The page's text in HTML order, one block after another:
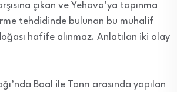
çıkan ve Yehova’ya tapınma
tehdidinde bulunan bu muhalif
hafife alınmaz. Anlatılan iki olay
Baal ile Tanrı arasında yapılan